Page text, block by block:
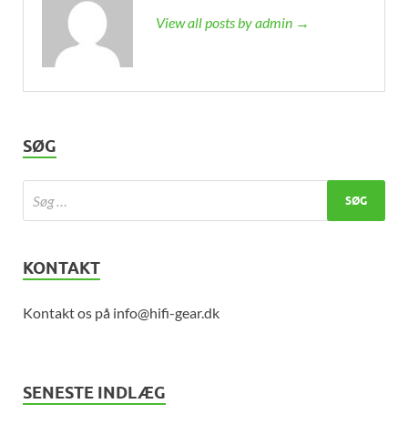
View all posts by admin →
SØG
KONTAKT
Kontakt os på info@hifi-gear.dk
SENESTE INDLÆG